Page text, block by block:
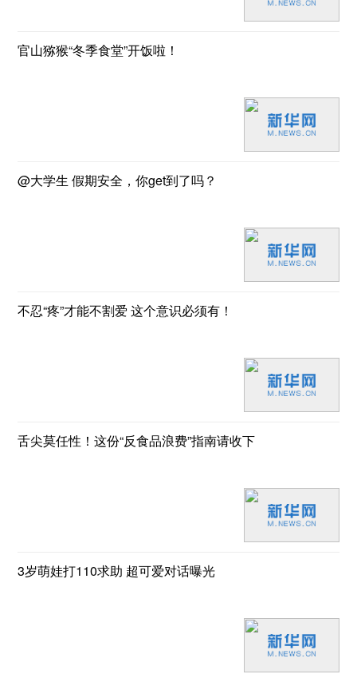
官山猕猴“冬季食堂”开饭啦！
@大学生 假期安全，你get到了吗？
不忍“疼”才能不割爱 这个意识必须有！
舌尖莫任性！这份“反食品浪费”指南请收下
3岁萌娃打110求助 超可爱对话曝光